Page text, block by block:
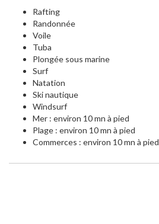
Rafting
Randonnée
Voile
Tuba
Plongée sous marine
Surf
Natation
Ski nautique
Windsurf
Mer : environ 10 mn à pied
Plage : environ 10 mn à pied
Commerces : environ 10 mn à pied